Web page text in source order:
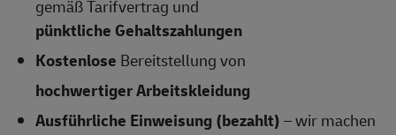
gemäß Tarifvertrag und
pünktliche Gehaltszahlungen
Kostenlose Bereitstellung von
hochwertiger Arbeitskleidung
Ausführliche Einweisung (bezahlt)– wir machen